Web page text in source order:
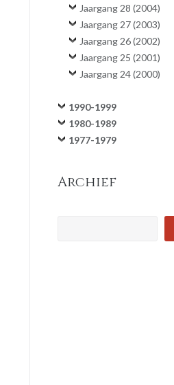
Jaargang 28 (2004)
Jaargang 27 (2003)
Jaargang 26 (2002)
Jaargang 25 (2001)
Jaargang 24 (2000)
1990-1999
1980-1989
1977-1979
Archief